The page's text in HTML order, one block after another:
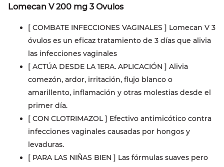
Lomecan V 200 mg 3 Ovulos
[ COMBATE INFECCIONES VAGINALES ] Lomecan V 3
óvulos es un eficaz tratamiento de 3 días que alivia
las infecciones vaginales
[ ACTÚA DESDE LA 1ERA. APLICACIÓN ] Alivia
comezón, ardor, irritación, flujo blanco o
amarillento, inflamación y otras molestias desde el
primer día.
[ CON CLOTRIMAZOL ] Efectivo antimicótico contra
infecciones vaginales causadas por hongos y
levaduras.
[ PARA LAS NIÑAS BIEN ] Las fórmulas suaves pero